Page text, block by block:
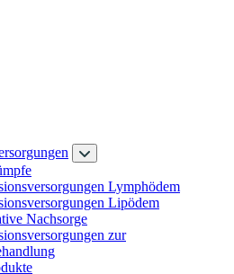
Lymphödem
Lipödem
Nachsorge
zur